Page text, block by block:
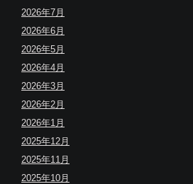
2026年7月
2026年6月
2026年5月
2026年4月
2026年3月
2026年2月
2026年1月
2025年12月
2025年11月
2025年10月